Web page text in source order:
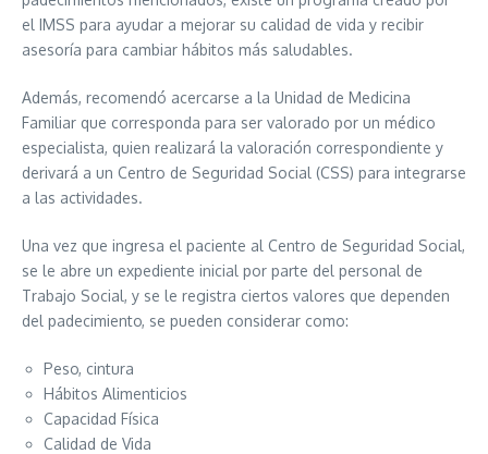
el IMSS para ayudar a mejorar su calidad de vida y recibir
asesoría para cambiar hábitos más saludables.
Además, recomendó acercarse a la Unidad de Medicina
Familiar que corresponda para ser valorado por un médico
especialista, quien realizará la valoración correspondiente y
derivará a un Centro de Seguridad Social (CSS) para integrarse
a las actividades.
Una vez que ingresa el paciente al Centro de Seguridad Social,
se le abre un expediente inicial por parte del personal de
Trabajo Social, y se le registra ciertos valores que dependen
del padecimiento, se pueden considerar como:
Peso, cintura
Hábitos Alimenticios
Capacidad Física
Calidad de Vida